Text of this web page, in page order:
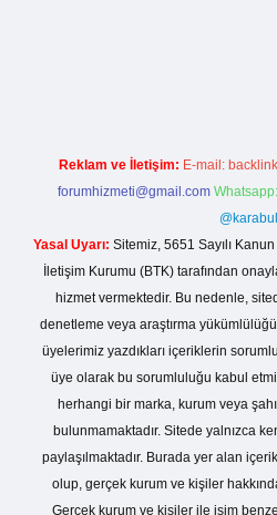
Reklam ve İletişim: E-mail:
forumhizmeti@gmail.com
@karabul
Yasal Uyarı: Sitemiz, 5651 Sayılı
İletişim Kurumu (BTK) tarafından
hizmet vermektedir. Bu nedenle,
denetleme veya araştırma
üyelerimiz yazdıkları içeriklerin
üye olarak bu sorumluluğu kabul
herhangi bir marka, kurum veya
bulunmamaktadır. Sitede yalnızca
paylaşılmaktadır. Burada yer alan
olup, gerçek kurum ve kişiler
Gerçek kurum ve kişiler ile isim